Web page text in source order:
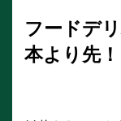
フードデ
本より先！